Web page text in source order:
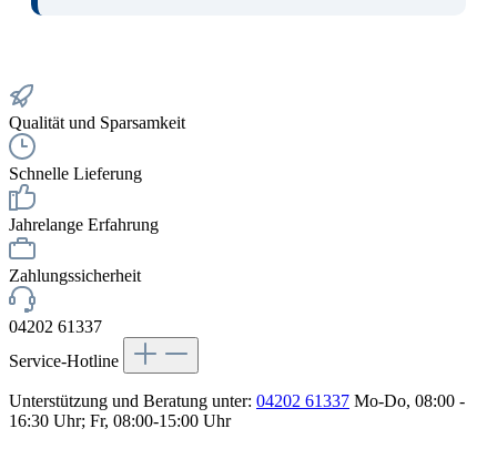
Qualität und Sparsamkeit
Schnelle Lieferung
Jahrelange Erfahrung
Zahlungssicherheit
04202 61337
Service-Hotline
Unterstützung und Beratung unter: 04202 61337 Mo-Do, 08:00 -
16:30 Uhr; Fr, 08:00-15:00 Uhr